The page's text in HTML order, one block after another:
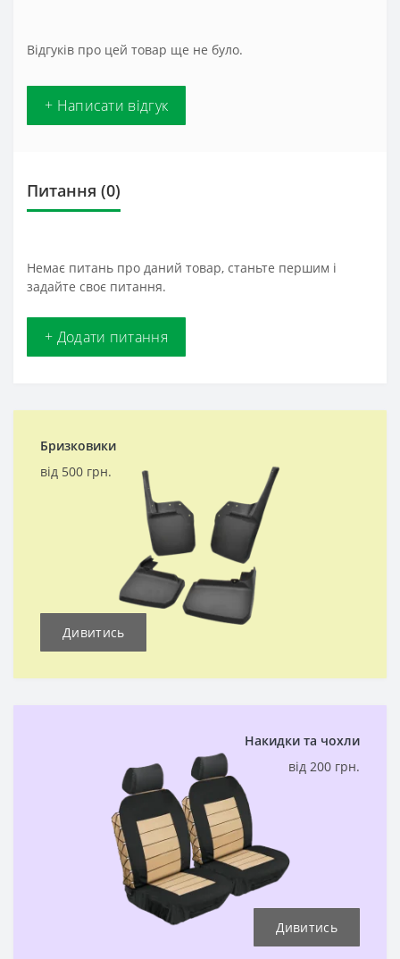
Відгуків про цей товар ще не було.
+ Написати відгук
Питання (0)
Немає питань про даний товар, станьте першим і
задайте своє питання.
+ Додати питання
Бризковики
від 500 грн.
Дивитись
Накидки та чохли
від 200 грн.
Дивитись